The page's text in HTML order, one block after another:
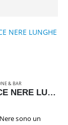
& BAR
CANNUCCE NERE LUNGHE 1000pz
sono un